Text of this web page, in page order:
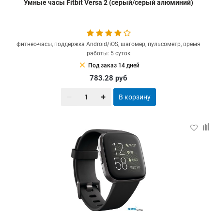
Умные часы Fitbit Versa 2 (серый/серый алюминий)
фитнес-часы, поддержка Android/iOS, шагомер, пульсометр, время
работы: 5 суток
clear Под заказ 14 дней
783.28 руб
В корзину